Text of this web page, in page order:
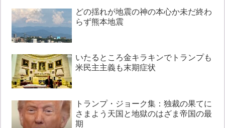
どの揺れが地震の神の本心か未だ終わ
らず熊本地震
いたるところ金キラキンでトランプも
米民主主義も末期症状
トランプ・ジョーク集：独裁の果てに
さまよう天国と地獄のはざま帝国の最
期